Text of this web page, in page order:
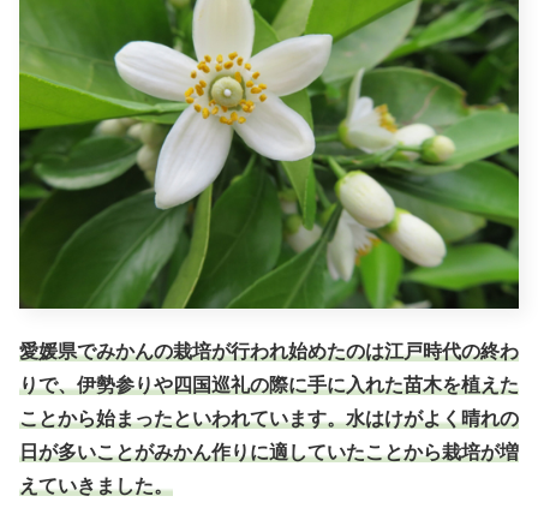
愛媛県でみかんの栽培が行われ始めたのは江戸時代の終わ
りで、伊勢参りや四国巡礼の際に手に入れた苗木を植えた
ことから始まったといわれています。水はけがよく晴れの
日が多いことがみかん作りに適していたことから栽培が増
えていきました。